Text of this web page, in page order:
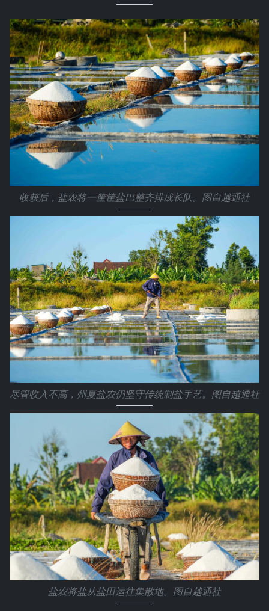
收获后，盐农将一筐筐盐巴整齐排成长队。图自越通社
尽管收入不高，州夏盐农仍坚守传统制盐手艺。图自越通社
盐农将盐从盐田运往集散地。图自越通社